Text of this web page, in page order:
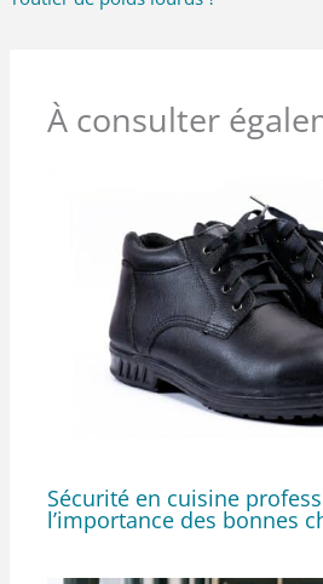
À consulter
Sécurité en cuisine
l’importance des bonnes